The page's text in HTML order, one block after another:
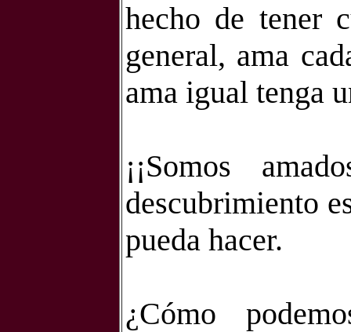
hecho de tener
general, ama
ama igual tenga
¡¡Somos
descubrimiento
pueda hacer.
¿Cómo